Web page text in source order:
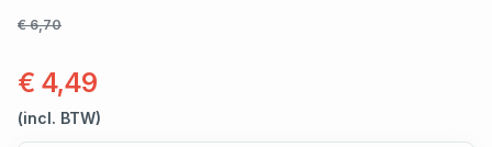
€ 6,70
€ 4,49
(incl. BTW)